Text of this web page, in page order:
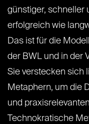
günstiger, schneller
erfolgreich wie
Das ist für die
der BWL und in der
Sie verstecken sich
Metaphern, um die
und
Technokratische